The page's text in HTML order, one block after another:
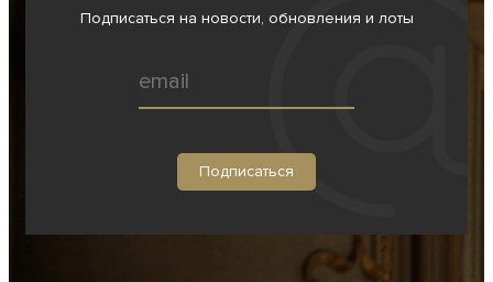
Подписаться на новости, обновления и лоты